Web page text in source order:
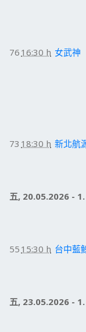
76 16:30 h 女武神
73 18:30 h 新北航
五, 20.05.2026 - 1.
55 15:30 h 台中藍
五, 23.05.2026 - 1.